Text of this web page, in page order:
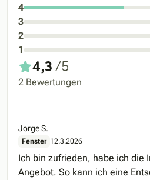
4
3
2
1
4,3 /5
2 Bewertungen
Jorge S.
Fenster 12.3.2026
Ich bin zufrieden, habe ich die
Angebot. So kann ich eine